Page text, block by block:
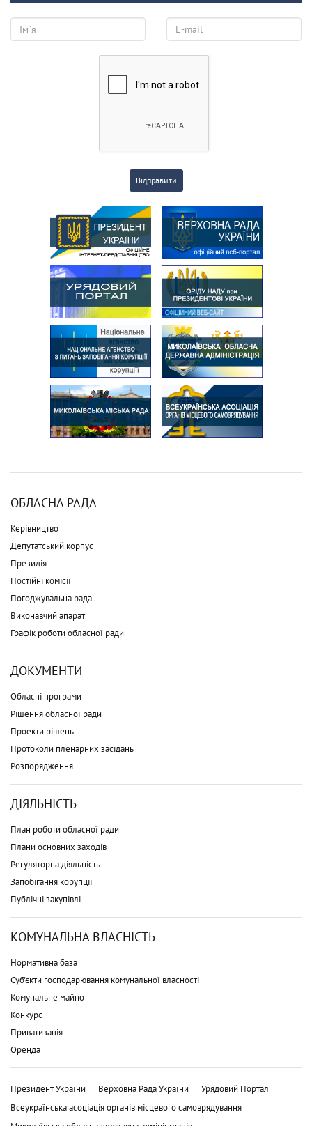
Відправити
ОБЛАСНА РАДА
Керівництво
Депутатський корпус
Президія
Постійні комісії
Погоджувальна рада
Виконавчий апарат
Графік роботи обласної ради
ДОКУМЕНТИ
Обласні програми
Рішення обласної ради
Проекти рішень
Протоколи пленарних засідань
Розпорядження
ДІЯЛЬНІСТЬ
План роботи обласної ради
Плани основних заходів
Регуляторна діяльність
Запобігання корупції
Публічні закупівлі
КОМУНАЛЬНА ВЛАСНІСТЬ
Нормативна база
Суб'єкти господарювання комунальної власності
Комунальне майно
Конкурс
Приватизація
Оренда
Президент України Верховна Рада України
Урядовий Портал
Всеукраїнська асоціація органів місцевого самоврядування